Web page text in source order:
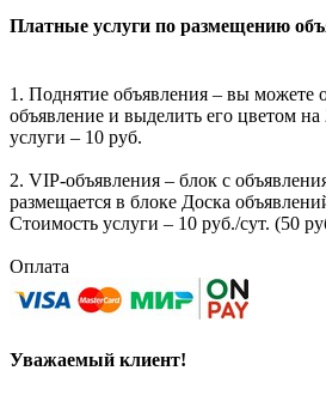
Платные услуги по размещению
1. Поднятие объявления – вы можете
объявление и выделить его цветом
услуги – 10 руб.
2. VIP-объявления – блок с
размещается в блоке Доска
Стоимость услуги – 10 руб./сут. (50
Оплата
Уважаемый клиент!